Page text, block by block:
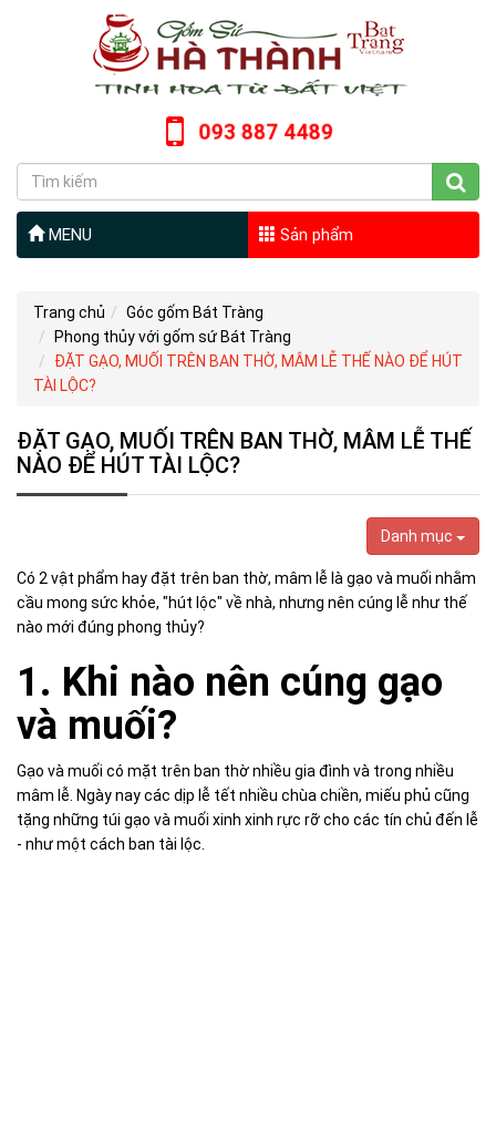
093 887 4489
MENU Sản phẩm
Trang chủ
Góc gốm Bát Tràng
Phong thủy với gốm sứ Bát Tràng
ĐẶT GẠO, MUỐI TRÊN BAN THỜ, MÂM LỄ THẾ NÀO ĐỂ HÚT
TÀI LỘC?
ĐẶT GẠO, MUỐI TRÊN BAN THỜ, MÂM LỄ THẾ
NÀO ĐỂ HÚT TÀI LỘC?
Danh mục
Có 2 vật phẩm hay đặt trên ban thờ, mâm lễ là gạo và muối nhằm
cầu mong sức khỏe, "hút lộc" về nhà, nhưng nên cúng lễ như thế
nào mới đúng phong thủy?
1. Khi nào nên cúng gạo
và muối?
Gạo và muối có mặt trên ban thờ nhiều gia đình và trong nhiều
mâm lễ. Ngày nay các dịp lễ tết nhiều chùa chiền, miếu phủ cũng
tặng những túi gạo và muối xinh xinh rực rỡ cho các tín chủ đến lễ
- như một cách ban tài lộc.